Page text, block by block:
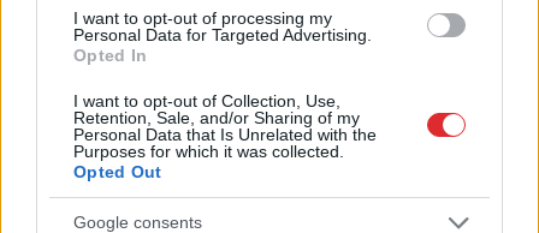
I want to opt-out of processing my
Personal Data for Targeted Advertising.
Opted In
I want to opt-out of Collection, Use,
Retention, Sale, and/or Sharing of my
Personal Data that Is Unrelated with the
Purposes for which it was collected.
Opted Out
Google consents
Vācijāvirs militārās
bāzes pamanīti
aizdomīgi droni
“Man pat neomulīgi
uziet ļoti biedējošu